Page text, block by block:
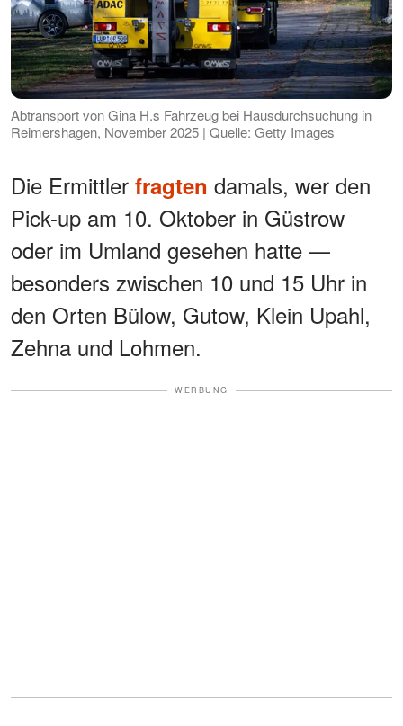
Abtransport von Gina H.s Fahrzeug bei Hausdurchsuchung in
Reimershagen, November 2025 | Quelle: Getty Images
Die Ermittler fragten damals, wer den
Pick-up am 10. Oktober in Güstrow
oder im Umland gesehen hatte —
besonders zwischen 10 und 15 Uhr in
den Orten Bülow, Gutow, Klein Upahl,
Zehna und Lohmen.
WERBUNG